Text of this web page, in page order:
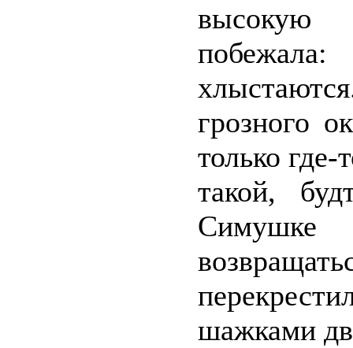
высокую
грозного
только
такой,
Симушке
шажками